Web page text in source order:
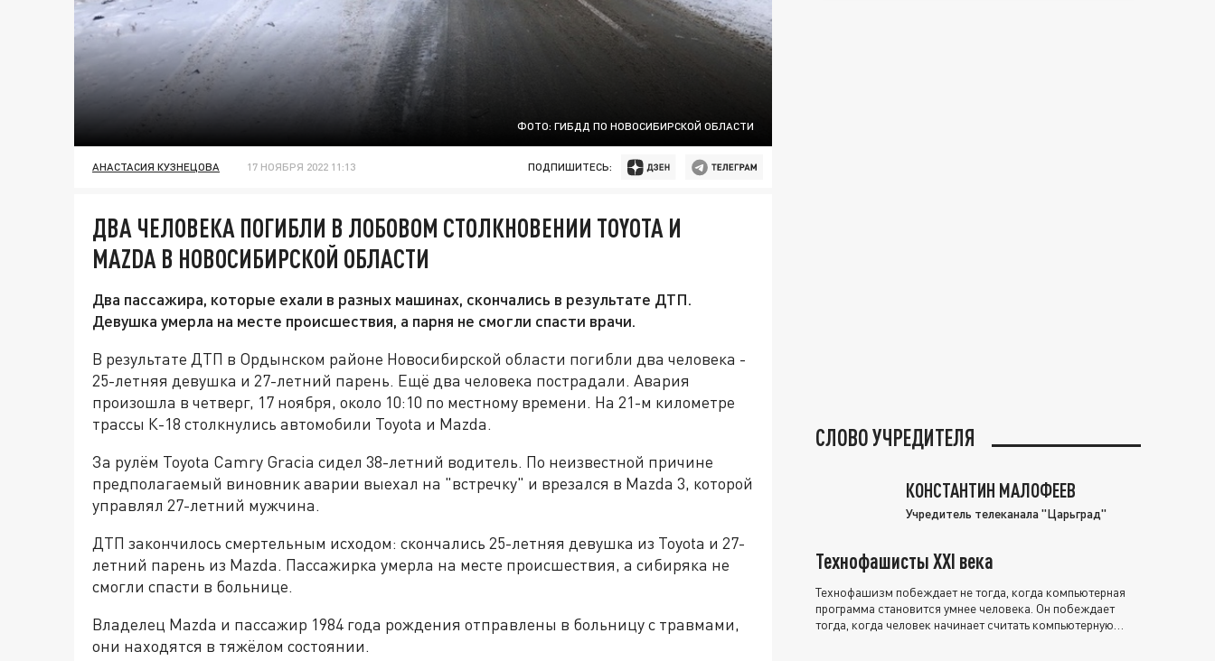
ФОТО: ГИБДД ПО НОВОСИБИРСКОЙ ОБЛАСТИ
АНАСТАСИЯ КУЗНЕЦОВА 17 НОЯБРЯ 2022 11:13 ПОДПИШИТЕСЬ:
ДВА ЧЕЛОВЕКА ПОГИБЛИ В ЛОБОВОМ СТОЛКНОВЕНИИ TOYOTA И
MAZDA В НОВОСИБИРСКОЙ ОБЛАСТИ
Два пассажира, которые ехали в разных машинах, скончались в результате ДТП.
Девушка умерла на месте происшествия, а парня не смогли спасти врачи.
В результате ДТП в Ордынском районе Новосибирской области погибли два человека -
25-летняя девушка и 27-летний парень. Ещё два человека пострадали. Авария
произошла в четверг, 17 ноября, около 10:10 по местному времени. На 21-м километре
трассы К-18 столкнулись автомобили Toyota и Mazda.
За рулём Toyota Camry Gracia сидел 38-летний водитель. По неизвестной причине
предполагаемый виновник аварии выехал на "встречку" и врезался в Mazda 3, которой
управлял 27-летний мужчина.
ДТП закончилось смертельным исходом: скончались 25-летняя девушка из Toyota и 27-
летний парень из Mazda. Пассажирка умерла на месте происшествия, а сибиряка не
смогли спасти в больнице.
Владелец Mazda и пассажир 1984 года рождения отправлены в больницу с травмами,
они находятся в тяжёлом состоянии.
СЛОВО УЧРЕДИТЕЛЯ
КОНСТАНТИН МАЛОФЕЕВ
Учредитель телеканала "Царьград"
Технофашисты XXI века
Технофашизм побеждает не тогда, когда компьютерная
программа становится умнее человека. Он побеждает
тогда, когда человек начинает считать компьютерную